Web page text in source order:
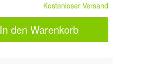
Kostenloser Versand
In den Warenkorb